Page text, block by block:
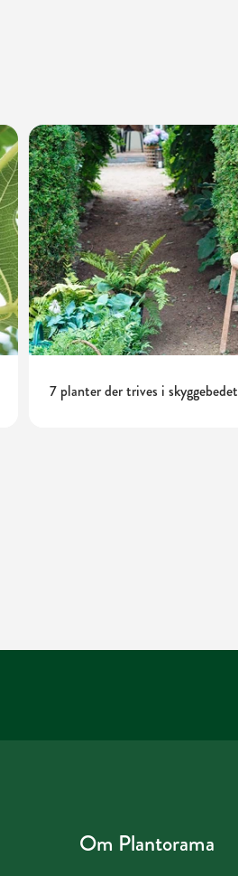
7 planter der trives i skyggebedet
Om Plantorama